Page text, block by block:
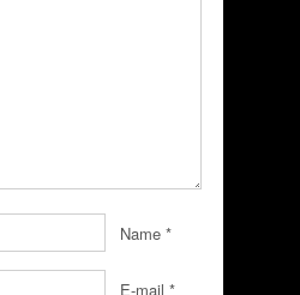
Name *
E-mail *